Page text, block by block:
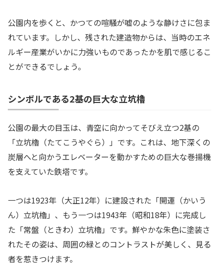
公園内を歩くと、かつての喧騒が嘘のような静けさに包ま
れています。しかし、残された建造物からは、当時のエネ
ルギー産業がいかに力強いものであったかを肌で感じるこ
とができるでしょう。
シンボルである2基の巨大な立坑櫓
公園の最大の目玉は、青空に向かってそびえ立つ2基の
「立坑櫓（たてこうやぐら）」です。これは、地下深くの
炭層へと向かうエレベーターを動かすための巨大な巻揚機
を支えていた鉄塔です。
一つは1923年（大正12年）に建設された「開運（かいう
ん）立坑櫓」、もう一つは1943年（昭和18年）に完成し
た「常盤（ときわ）立坑櫓」です。鮮やかな朱色に塗装さ
れたその姿は、周囲の緑とのコントラストが美しく、見る
者を惹きつけます。